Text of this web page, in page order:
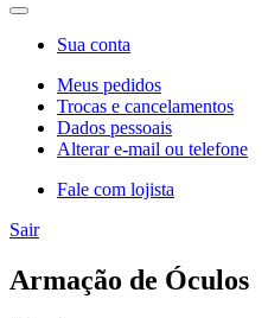
Sua conta
Meus pedidos
Trocas e cancelamentos
Dados pessoais
Alterar e-mail ou telefone
Fale com lojista
Sair
Armação de Óculos